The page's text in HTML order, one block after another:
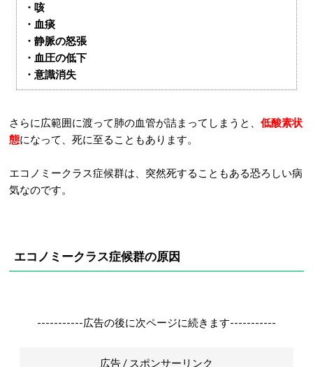
・咳
・血痰
・静脈の怒張
・血圧の低下
・意識消失
さらに広範囲に渡って肺の血管が詰まってしまうと、 低酸素状
態になって、死に至ることもあります。
エコノミークラス症候群は、突然死することもある恐ろしい病
気なのです。
エコノミークラス症候群の原因
-----------広告の後に次ページに続きます-----------
広告 / スポンサーリンク